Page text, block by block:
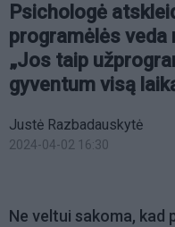
Psichologė
programėlės veda
„Jos taip
gyventum visą
Justė Razbadauskytė
2024-04-02 16:30
Ne veltui sakoma, kad